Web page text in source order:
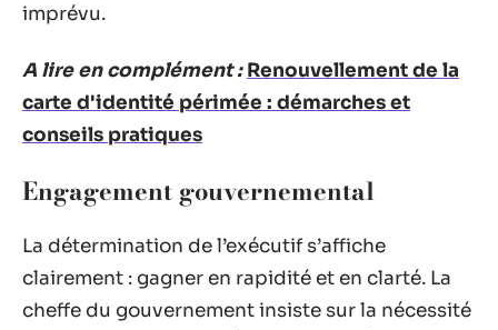
imprévu.
A lire en complément : Renouvellement de la
carte d'identité périmée : démarches et
conseils pratiques
Engagement gouvernemental
La détermination de l’exécutif s’affiche
clairement : gagner en rapidité et en clarté. La
cheffe du gouvernement insiste sur la nécessité